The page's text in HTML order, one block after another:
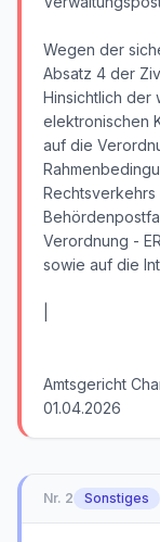
Nr. 2 Sonstiges